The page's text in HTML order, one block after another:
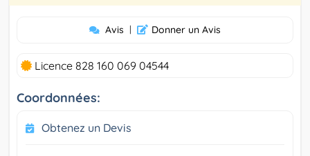
Avis | Donner un Avis
Licence 828 160 069 04544
Coordonnées:
Obtenez un Devis